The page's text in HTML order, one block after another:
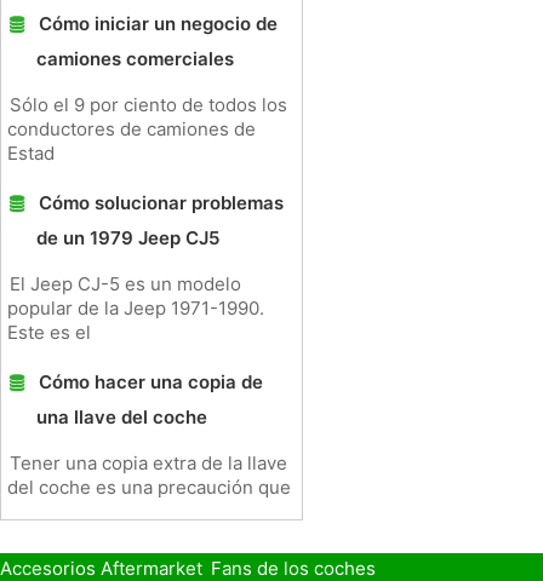
Cómo iniciar un negocio de
camiones comerciales
Sólo el 9 por ciento de todos los
conductores de camiones de
Estad
Cómo solucionar problemas
de un 1979 Jeep CJ5
El Jeep CJ-5 es un modelo
popular de la Jeep 1971-1990.
Este es el
Cómo hacer una copia de
una llave del coche
Tener una copia extra de la llave
del coche es una precaución que
Accesorios Aftermarket Fans de los coches